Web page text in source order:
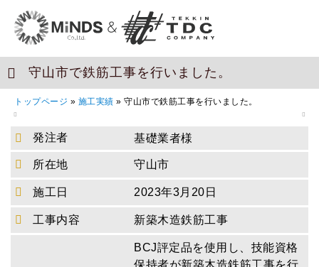
守山市で鉄筋工事を行いました。
トップページ » 施工実績 » 守山市で鉄筋工事を行いました。
発注者 基礎業者様
所在地 守山市
施工日 2023年3月20日
工事内容 新築木造鉄筋工事
BCJ評定品を使用し、技能資格
保持者が新築木造鉄筋工事を行